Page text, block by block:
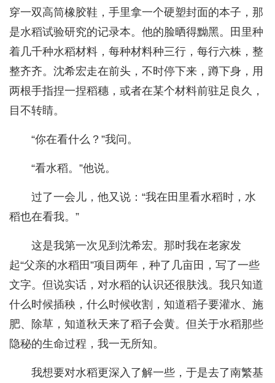
穿一双高筒橡胶鞋，手里拿一个硬塑封面的本子，那
是水稻试验研究的记录本。他的脸晒得黝黑。田里种
着几千种水稻材料，每种材料种三行，每行六株，整
整齐齐。沈希宏走在前头，不时停下来，蹲下身，用
两根手指捏一捏稻穗，或者在某个材料前驻足良久，
目不转睛。
“你在看什么？”我问。
“看水稻。”他说。
过了一会儿，他又说：“我在田里看水稻时，水
稻也在看我。”
这是我第一次见到沈希宏。那时我在老家发
起“父亲的水稻田”项目两年，种了几亩田，写了一些
文字。但说实话，对水稻的认识还很肤浅。我只知道
什么时候插秧，什么时候收割，知道稻子要灌水、施
肥、除草，知道秋天来了稻子会黄。但关于水稻那些
隐秘的生命过程，我一无所知。
我想要对水稻更深入了解一些，于是去了南繁基